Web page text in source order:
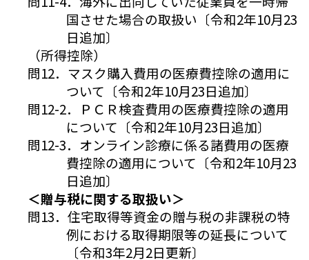
国させた場合の取扱い〔令和2年10月23
日追加〕
（所得控除）
問12．マスク購入費用の医療費控除の適用に
ついて〔令和2年10月23日追加〕
問12-2．ＰＣＲ検査費用の医療費控除の適用
について〔令和2年10月23日追加〕
問12-3．オンライン診療に係る諸費用の医療
費控除の適用について〔令和2年10月23
日追加〕
＜贈与税に関する取扱い＞
問13．住宅取得等資金の贈与税の非課税の特
例における取得期限等の延長について
〔令和3年2月2日更新〕